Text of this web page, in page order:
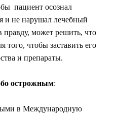
пациент осознал
и не нарушал лечебный
может решить, что
того, чтобы заставить его
и препараты.
острожным:
в Международную